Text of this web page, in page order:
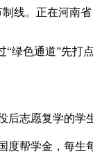
。正在河南省
色通道”先打
志愿复学的学
帮学金，每生每